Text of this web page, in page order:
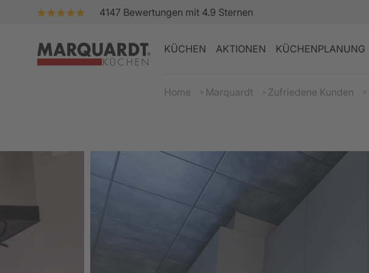
4147 Bewertungen mit 4.9 Sternen
KÜCHEN
GRANIT IN DER KÜCHE
AKTIONEN
AKTIONSKÜCHEN
KÜCHENPLANUNG
KÜCHENPLANER
EIGENES GRANITWERK
KÜCHENPLANUNG
Home Marquardt Zufriedene Kunden